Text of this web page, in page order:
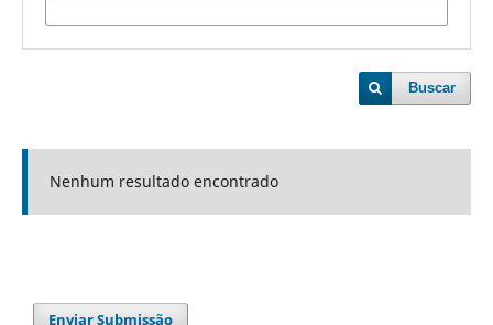
Buscar
Nenhum resultado encontrado
Enviar Submissão